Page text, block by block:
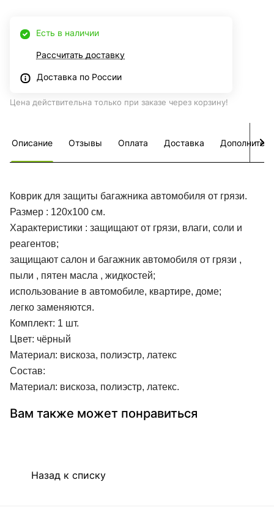
Есть в наличии
Рассчитать доставку
Доставка по России
Цена действительна только при заказе через корзину!
Описание Отзывы Оплата Доставка
Коврик для защиты багажника автомобиля от грязи.
Размер : 120х100 см.
Характеристики : защищают от грязи, влаги, соли и
реагентов;
защищают салон и багажник автомобиля от грязи ,
пыли , пятен масла , жидкостей;
использование в автомобиле, квартире, доме;
легко заменяются.
Комплект: 1 шт.
Цвет: чёрный
Материал: вискоза, полиэстр, латекс
Состав:
Материал: вискоза, полиэстр, латекс.
Вам также может понравиться
Назад к списку